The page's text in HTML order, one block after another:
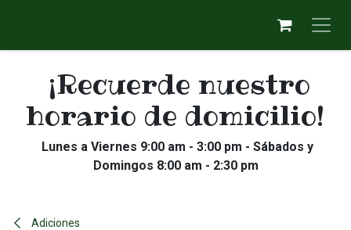
¡Recuerde nuestro
horario de domicilio!
Lunes a Viernes 9:00 am - 3:00 pm - Sábados y
Domingos 8:00 am - 2:30 pm
Adiciones